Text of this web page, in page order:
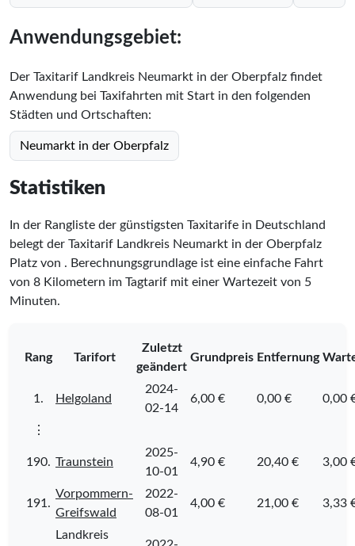
Anwendungsgebiet:
Der Taxitarif Landkreis Neumarkt in der Oberpfalz findet
Anwendung bei Taxifahrten mit Start in den folgenden
Städten und Ortschaften:
Neumarkt in der Oberpfalz
Statistiken
In der Rangliste der günstigsten Taxitarife in Deutschland
belegt der Taxitarif Landkreis Neumarkt in der Oberpfalz
Platz von . Berechnungsgrundlage ist eine einfache Fahrt
von 8 Kilometern im Tagtarif mit einer Wartezeit von 5
Minuten.
Rang Tarifort
Zuletzt
geändert
Grundpreis Entfernung
1. Helgoland
2024-
02-14
6,00 € 0,00 € 0,00
⋮
190. Traunstein
2025-
10-01
4,90 € 20,40 € 3,00
191.
Vorpommern-
Greifswald
2022-
08-01
4,00 € 21,00 € 3,33
Landkreis